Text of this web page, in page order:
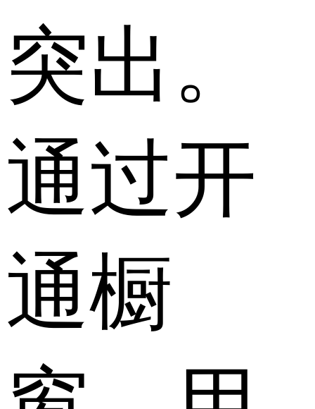
突出。
通过开
通橱